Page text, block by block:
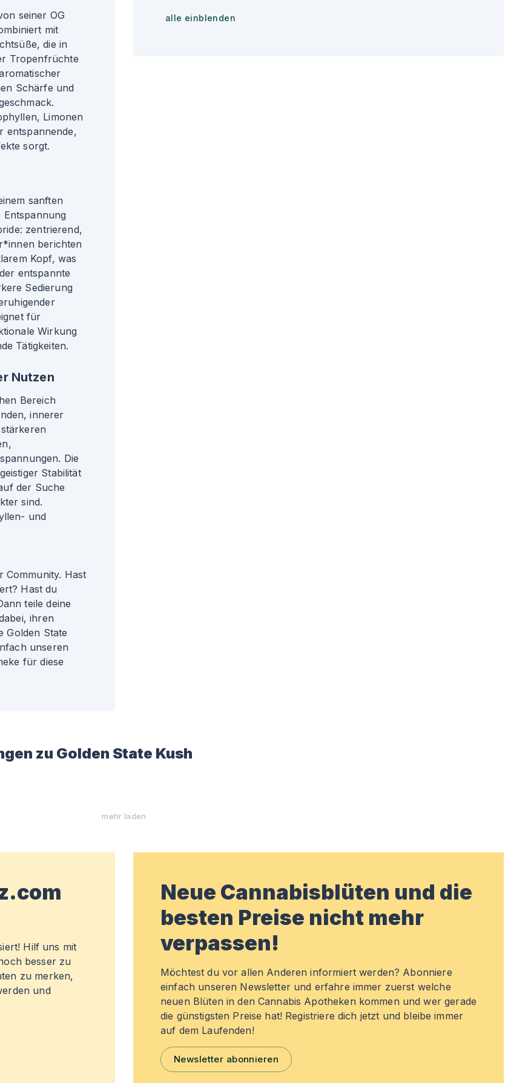
seiner OG
mit
die in
Tropenfrüchte
Schärfe und
Limonen
entspannende,
sorgt.
sanften
zentrierend,
berichten
Kopf, was
entspannte
Sedierung
für
Wirkung
Tätigkeiten.
Nutzen
Bereich
innerer
Die
Stabilität
der Suche
sind.
und
Community. Hast
Hast du
teile deine
ihren
Golden State
unseren
für diese
alle einblenden
zu Golden State Kush
mehr laden
Hilf uns mit
besser zu
zu merken,
und
Neue Cannabisblüten und die
besten Preise nicht mehr
verpassen!
Möchtest du vor allen Anderen informiert werden? Abonniere
einfach unseren Newsletter und erfahre immer zuerst welche
neuen Blüten in den Cannabis Apotheken kommen und wer gerade
die günstigsten Preise hat! Registriere dich jetzt und bleibe immer
auf dem Laufenden!
Newsletter abonnieren